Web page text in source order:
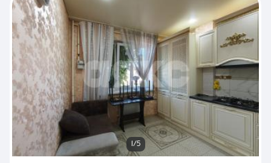
8 (861) 297-00-00
Ежедневно с 08:30 до 20:00
1/5